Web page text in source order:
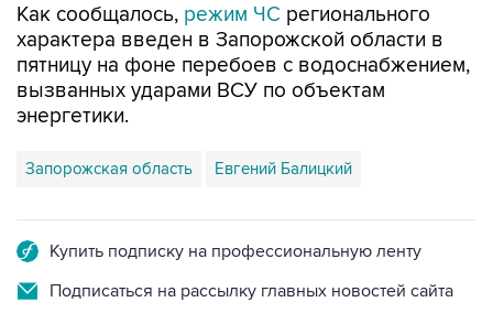
Как сообщалось, режим ЧС регионального
характера введен в Запорожской области в
пятницу на фоне перебоев с водоснабжением,
вызванных ударами ВСУ по объектам
энергетики.
Запорожская область Евгений Балицкий
Купить подписку на профессиональную ленту
Подписаться на рассылку главных новостей сайта